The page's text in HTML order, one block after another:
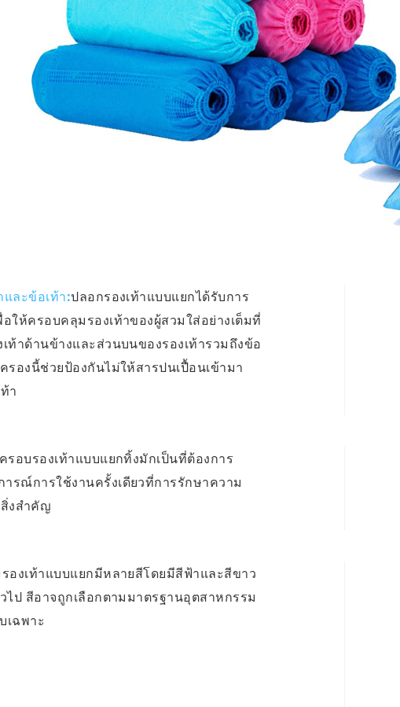
ละข้อเท้า:ปลอกรองเท้าแบบแยกได้รับการ
ให้ครอบคลุมรองเท้าของผู้สวมใส่อย่างเต็มที่
ท้าด้านข้างและส่วนบนของรองเท้ารวมถึงข้อ
รองนี้ช่วยป้องกันไม่ให้สารปนเปื้อนเข้ามา
า
รอบรองเท้าแบบแยกทิ้งมักเป็นที่ต้องการ
รณ์การใช้งานครั้งเดียวที่การรักษาความ
งสำคัญ
องเท้าแบบแยกมีหลายสีโดยมีสีฟ้าและสีขาว
ไป สีอาจถูกเลือกตามมาตรฐานอุตสาหกรรม
เฉพาะ